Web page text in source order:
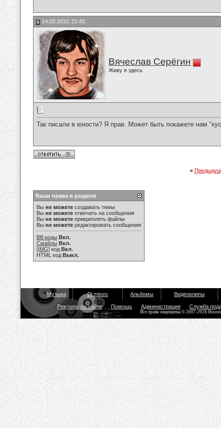
14.03.2010, 21:42
Вячеслав Серёгин
Живу я здесь
Так писали в юности? Я прав. Может быть покажете нам
«
Ваши права в разделе
Вы не можете создавать темы
Вы не можете отвечать на сообщения
Вы не можете прикреплять файлы
Вы не можете редактировать сообщения
BB коды Вкл.
Смайлы Вкл.
[IMG] код Вкл.
HTML код Выкл.
Музыка Dj mixes Альбомы Видеоклипы
Реклама на сайте Помощь Администрация Служба
Все права защищены © 2007-2026